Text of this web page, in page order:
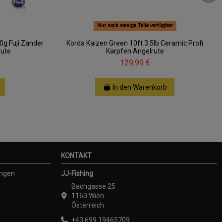
Fuji Zander
Nur noch wenige Teile verfügbar
Korda Kaizen Green 10ft 3.5lb Ceramic Profi
Karpfen Angelrute
129,99 €
In den Warenkorb
KONTAKT
JJ-Fishing
Bachgasse 25
1160 Wien
Österreich
+43 699 19465709